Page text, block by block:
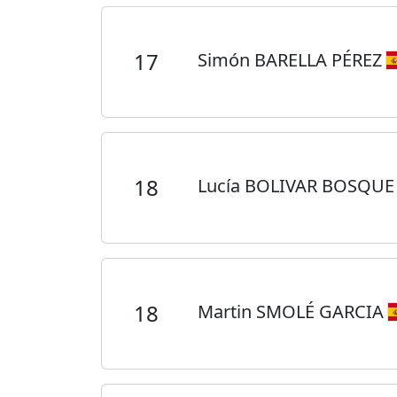
17 Simón BARELLA PÉREZ
18 Lucía BOLIVAR
18 Martin SMOLÉ GARCIA